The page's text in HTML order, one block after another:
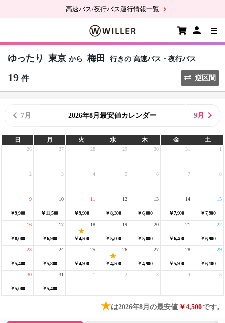
高速バス/夜行バス運行情報一覧
ゆったり 東京 から 梅田 行きの 高速バス・夜行バス
19 件 逆区間
7月 2026年8月最安値カレンダー 9月
日 月 火 水 木 金 土
26 27 28 29 30 31 1
2 3 4 5 6 7 8
￥9,900
9
￥11,500
10
￥9,900
11
￥8,300
12
￥6,000
13
￥7,900
14
￥7,900
15
￥8,000
16
￥6,900
17
￥4,500
18
￥5,000
19
￥5,000
20
￥6,400
21
￥6,900
22
￥5,400
23
￥5,800
24
￥4,900
25
￥4,500
26
￥4,900
27
￥5,900
28
￥6,100
29
￥5,000
30
￥5,400
31 1 2 3 4 5
★は2026年8月の最安値 ￥4,500です。